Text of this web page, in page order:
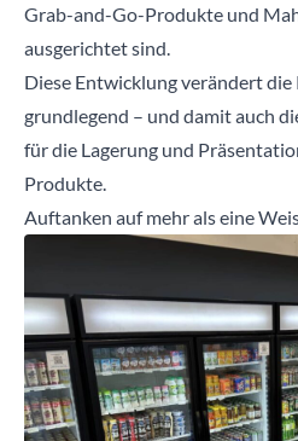
Grab-and-Go-Produkte und
ausgerichtet sind.
Diese Entwicklung verändert die
grundlegend – und damit auch
für die Lagerung und
Produkte.
Auftanken auf mehr als eine